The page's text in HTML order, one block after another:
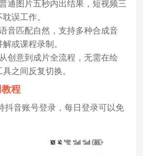
通图片五秒内出结果，短视频三
误工作。
音匹配自然，支持多种合成音
或课程录制。
创意到成片全流程，无需在绘
之间反复切换。
程
抖音账号登录，每日登录可以免